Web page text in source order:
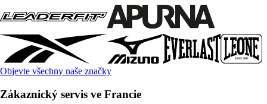
Objevte všechny naše značky
Zákaznický servis ve Francie